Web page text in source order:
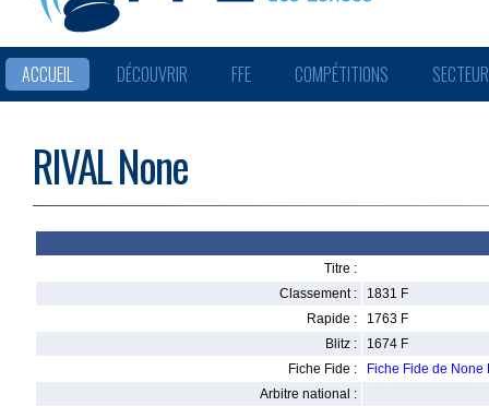
ACCUEIL DÉCOUVRIR FFE COMPÉTITIONS
RIVAL None
Titre :
Classement :
1831 F
Rapide :
1763 F
Blitz :
1674 F
Fiche Fide :
Fiche Fide de None
Arbitre national :